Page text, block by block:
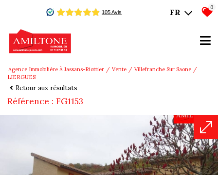
FR
0
Agence Immobilière À Jassans-Riottier Vente
Villefranche Sur Saone
LIERGUES
Retour aux résultats
Référence : FG1153